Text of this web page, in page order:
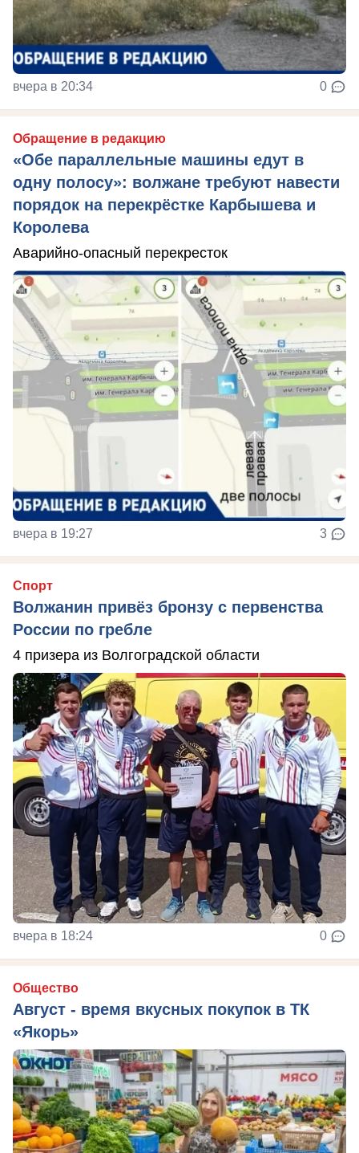
вчера в 20:34 0
Обращение в редакцию
«Обе параллельные машины едут в
одну полосу»: волжане требуют навести
порядок на перекрёстке Карбышева и
Королева
Аварийно-опасный перекресток
вчера в 19:27 3
Спорт
Волжанин привёз бронзу с первенства
России по гребле
4 призера из Волгоградской области
вчера в 18:24 0
Общество
Август - время вкусных покупок в ТК
«Якорь»